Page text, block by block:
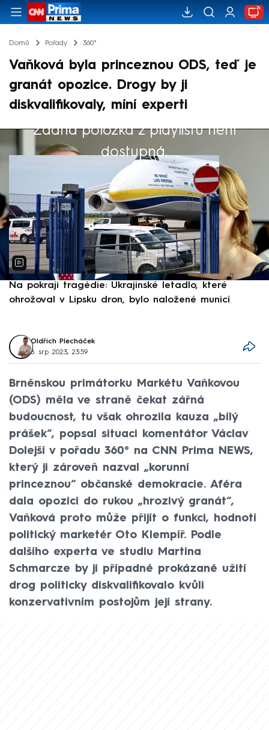
Domů Pořady 360°
Vaňková byla princeznou ODS, teď je
granát opozice. Drogy by ji
diskvalifikovaly, míní experti
Žádná položka z playlistu není
dostupná.
Výběr redakce
Na pokraji tragédie: Ukrajinské letadlo, které
ohrožoval v Lipsku dron, bylo naložené municí
Oldřich Plecháček
8. srp 2023, 23:59
Brněnskou primátorku Markétu Vaňkovou
(ODS) měla ve straně čekat zářná
budoucnost, tu však ohrozila kauza „bílý
prášek“, popsal situaci komentátor Václav
Dolejší v pořadu 360° na CNN Prima NEWS,
který ji zároveň nazval „korunní
princeznou“ občanské demokracie. Aféra
dala opozici do rukou „hrozivý granát“,
Vaňková proto může přijít o funkci, hodnotí
politický marketér Oto Klempíř. Podle
dalšího experta ve studiu Martina
Schmarcze by ji případné prokázané užití
drog politicky diskvalifikovalo kvůli
konzervativním postojům její strany.